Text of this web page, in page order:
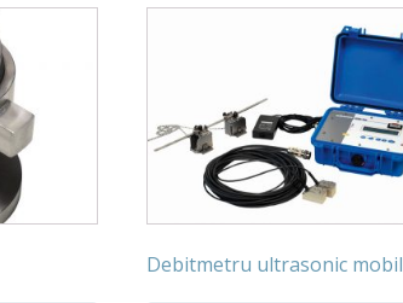
Debitmetru ultrasonic mobil